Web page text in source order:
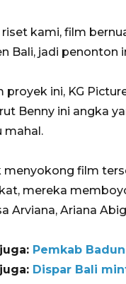
riset kami, film
Bali, jadi penonton
proyek ini, KG
Benny ini angka
mahal.
menyokong film
mereka
Arviana, Ariana
Pemkab
Dispar Bali